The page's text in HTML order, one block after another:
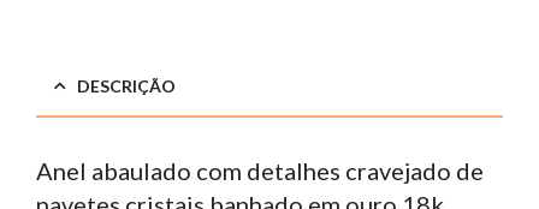
DESCRIÇÃO
Anel abaulado com detalhes cravejado de